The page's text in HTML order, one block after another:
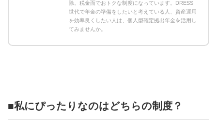
除。税金面でおトクな制度になっています。DRESS
世代で年金の準備をしたいと考えている人、資産運用
を効率良くしたい人は、個人型確定拠出年金を活用し
てみませんか。
■私にぴったりなのはどちらの制度？